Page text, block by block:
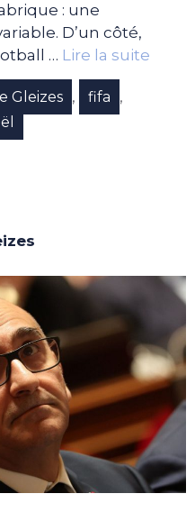
: une
D’un côté,
… Lire la suite
Gleizes , fifa ,